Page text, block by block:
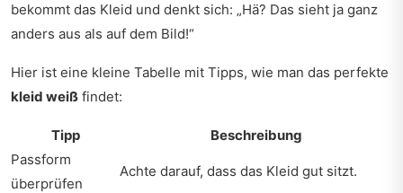
bekommt das Kleid und denkt sich: „Hä? Das sieht ja ganz
anders aus als auf dem Bild!“
Hier ist eine kleine Tabelle mit Tipps, wie man das perfekte
kleid weiß findet:
Tipp
Beschreibung
Passform
überprüfen
Achte darauf, dass das Kleid gut sitzt.